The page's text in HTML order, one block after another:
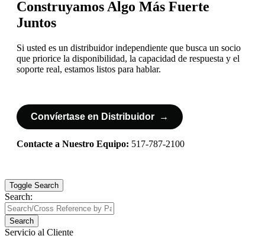
Construyamos Algo Más Fuerte
Juntos
Si usted es un distribuidor independiente que busca un socio
que priorice la disponibilidad, la capacidad de respuesta y el
soporte real, estamos listos para hablar.
Convíertase en Distribuidor →
Contacte a Nuestro Equipo: 517-787-2100
Toggle Search
Search:
Search
Servicio al Cliente